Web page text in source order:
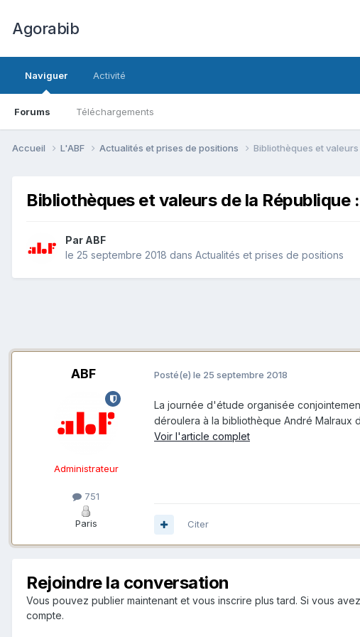
Agorabib
Naviguer
Forums Téléchargements
Activité
Accueil L'ABF Actualités et prises de positions Bibliothèques et
Bibliothèques et valeurs de la
Par ABF
le 25 septembre 2018 dans Actualités et prises de positions
ABF
Administrateur
751
Paris
Posté(e) le 25 septembre 2018
La journée d'étude organisée
déroulera à la bibliothèque André Malraux
Voir l'article complet
Citer
Rejoindre la conversation
Vous pouvez publier maintenant et vous inscrire plus tard. Si vous
compte.